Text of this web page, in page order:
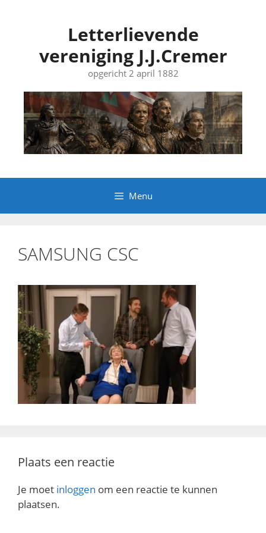
Letterlievende
vereniging J.J.Cremer
opgericht 2 april 1882
Menu
SAMSUNG CSC
Plaats een reactie
Je moet inloggen om een reactie te kunnen
plaatsen.